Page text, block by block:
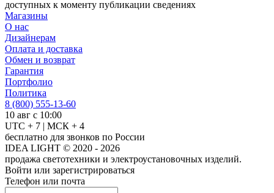
доступных к моменту публикации сведениях
Магазины
О нас
Дизайнерам
Оплата и доставка
Обмен и возврат
Гарантия
Портфолио
Политика
8 (800) 555-13-60
10 авг с 10:00
UTC + 7 | МСК + 4
бесплатно для звонков по России
IDEA LIGHT © 2020 - 2026
продажа светотехники и электроустановочных изделий.
Войти или зарегистрироваться
Телефон или почта